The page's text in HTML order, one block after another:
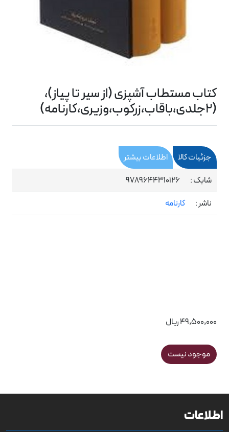
کتاب مستطاب آشپزی (از سیر تا پیاز)،
(2جلدی،باقاب،زرکوب،وزیری،کارنامه)
جزئیات کالا
اطلاعات بیشتر
شابک :
9789644310126
ناشر :
کارنامه
49,500,000 ریال
موجود نیست
اطلاعات